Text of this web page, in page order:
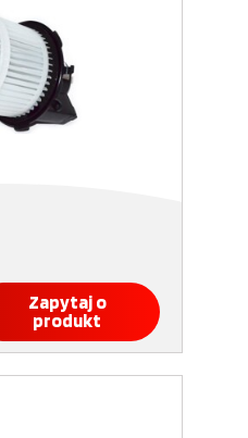
Zapytaj o
produkt